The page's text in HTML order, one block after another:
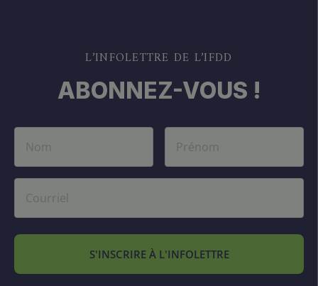
L’INFOLETTRE DE L’IFDD
ABONNEZ-VOUS !
S'INSCRIRE À L'INFOLETTRE